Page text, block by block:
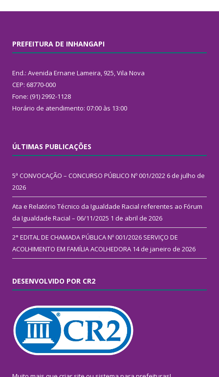
PREFEITURA DE INHANGAPI
End.: Avenida Ernane Lameira, 925, Vila Nova
CEP: 68770-000
Fone: (91) 2992-1128
Horário de atendimento: 07:00 às 13:00
ÚLTIMAS PUBLICAÇÕES
5ª CONVOCAÇÃO – CONCURSO PÚBLICO Nº 001/2022 6 de julho de
2026
Ata e Relatório Técnico da Igualdade Racial referentes ao Fórum
da Igualdade Racial – 06/11/2025 1 de abril de 2026
2° EDITAL DE CHAMADA PÚBLICA Nº 001/2026 SERVIÇO DE
ACOLHIMENTO EM FAMÍLIA ACOLHEDORA 14 de janeiro de 2026
DESENVOLVIDO POR CR2